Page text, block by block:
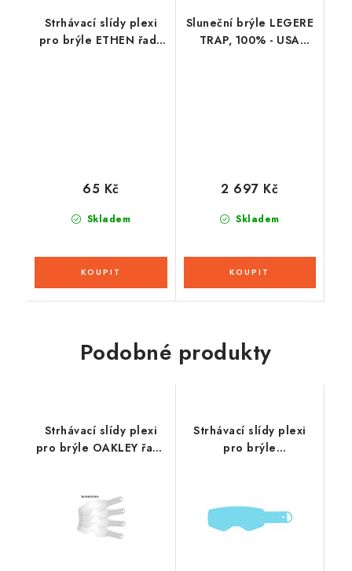
Strhávací slídy plexi
pro brýle ETHEN řady
Skladem
65 Kč
Sluneční brýle LEGERE
TRAP, 100% - USA
Skladem
2 697 Kč
Podobné produkty
Strhávací slídy plexi
pro brýle OAKLEY řady
Strhávací slídy plexi
pro brýle
čiré)